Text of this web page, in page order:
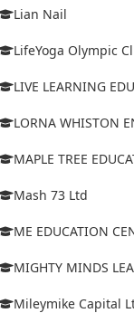
Lian Nail
LifeYoga Olympic
LIVE LEARNING
LORNA WHISTON
MAPLE TREE
Mash 73 Ltd
ME EDUCATION
MIGHTY MINDS
Mileymike Capital